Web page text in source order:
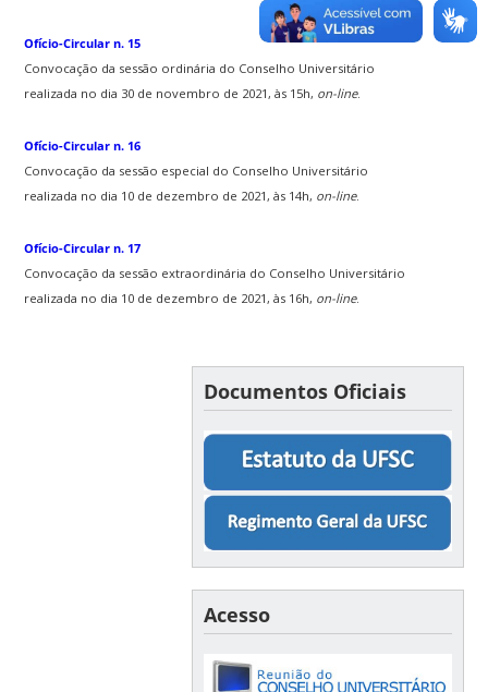
Ofício-Circular n. 15
Convocação da sessão ordinária do Conselho Universitário
realizada no dia 30 de novembro de 2021, às 15h, on-line.
Ofício-Circular n. 16
Convocação da sessão especial do Conselho Universitário
realizada no dia 10 de dezembro de 2021, às 14h, on-line.
Ofício-Circular n. 17
Convocação da sessão extraordinária do Conselho Universitário
realizada no dia 10 de dezembro de 2021, às 16h, on-line.
Documentos Oficiais
Acesso